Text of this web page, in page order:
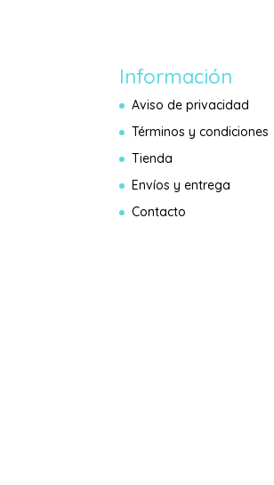
Información
Aviso de privacidad
Términos y condiciones
Tienda
Envíos y entrega
Contacto